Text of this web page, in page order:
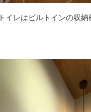
トイレはビルトインの収